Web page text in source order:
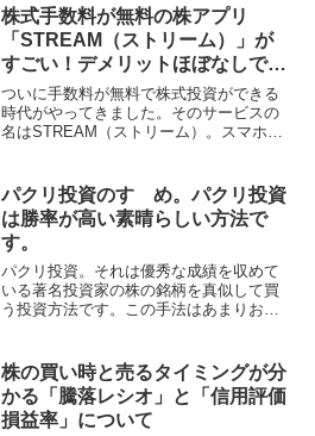
反面、当たりにくいという特徴がありま
す。当たりに...
株式手数料が無料の株アプリ
「STREAM（ストリーム）」が
すごい！デメリットほぼなしで取
引できます。
ついに手数料が無料で株式投資ができる
時代がやってきました。そのサービスの
名はSTREAM（ストリーム）。スマホで
短い人生で嫌というほど分かってますの
で、徹底的に調べてみ...
パクリ投資のすゝめ。パクリ投資
は勝率が高い素晴らしい方法で
す。
パクリ投資。それは優秀な成績を収めて
いる著名投資家の株の銘柄を真似して買
う投資方法です。この手法はあまりおす
てばかりだと投資力が上がらずに成長で
きない、真似して買うと損...
株の買い時と売るタイミングが分
かる「騰落レシオ」と「信用評価
損益率」について